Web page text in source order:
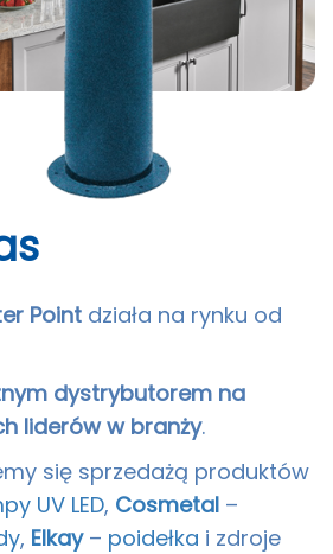
Point działa na rynku od
dystrybutorem na
liderów w branży.
się sprzedażą produktów
UV LED, Cosmetal –
, Elkay– poidełka i zdroje